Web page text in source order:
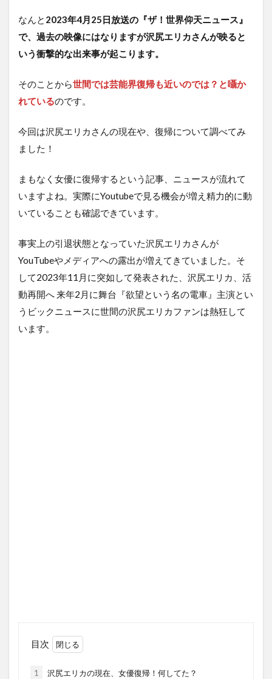
なんと 2023年4月25日放送の『ザ！世界仰天ニュース』
で、過去の映像にはなりますが沢尻エリカさんが映ると
いう衝撃的な出来事が起こります。
そのことから世間では芸能界復帰も近いのでは？と囁か
れているのです。
今回は沢尻エリカさんの現在や、復帰について調べてみ
ました！
まもなく女優に復帰するという記事、ニュースが流れて
いますよね。実際にYoutubeで見る機会が増え精力的に動
いていることも確認できています。
事実上の引退状態となっていた沢尻エリカさんが
YouTubeやメディアへの露出が増えてきていました。そ
して2023年11月に突如して発表された、沢尻エリカ、活
動再開へ 来年2月に舞台『欲望という名の電車』主演とい
うビックニュースに世間の沢尻エリカファンは熱狂して
います。
目次
1 沢尻エリカの現在、女優復帰！何してた？